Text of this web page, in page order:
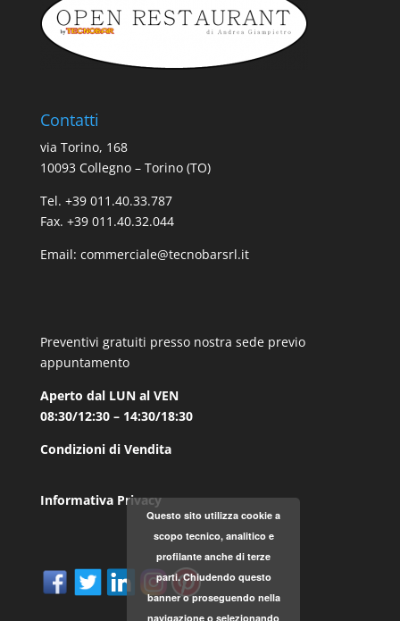
Contatti
via Torino, 168
10093 Collegno – Torino (TO)
Tel. +39 011.40.33.787
Fax. +39 011.40.32.044
Email: commerciale@tecnobarsrl.it
Preventivi gratuiti presso nostra sede previo
appuntamento
Aperto dal LUN al VEN
08:30/12:30 – 14:30/18:30
Condizioni di Vendita
Informativa Privacy
Questo sito utilizza cookie a
scopo tecnico, analitico e
profilante anche di terze
parti. Chiudendo questo
banner o proseguendo nella
navigazione o selezionando